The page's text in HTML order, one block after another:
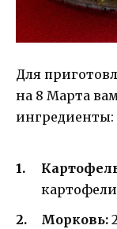
Для
на 8 Марта
ингредиенты:
Морковь: